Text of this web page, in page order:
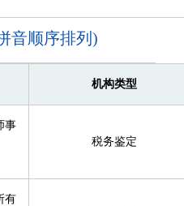
音顺序排列)
机构类型
事
税务鉴定
有